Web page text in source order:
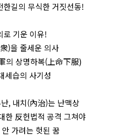
길의 무식한 거짓선동!
로 기운 이유!
)을 줄세운 의사
의 상명하복(上命下服)
세습의 사기성
, 내치(內治)는 난맥상
한 反헌법적 공격 그쳐야
가려는 헛된 꿈